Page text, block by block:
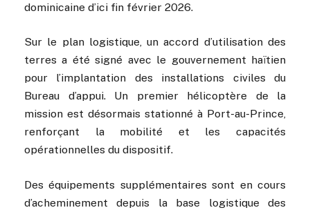
dominicaine d’ici fin février 2026.
Sur le plan logistique, un accord d’utilisation des
terres a été signé avec le gouvernement haïtien
pour l’implantation des installations civiles du
Bureau d’appui. Un premier hélicoptère de la
mission est désormais stationné à Port-au-Prince,
renforçant la mobilité et les capacités
opérationnelles du dispositif.
Des équipements supplémentaires sont en cours
d’acheminement depuis la base logistique des